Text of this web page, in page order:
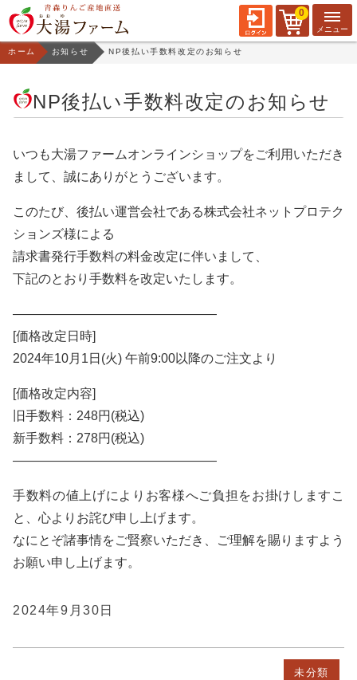
0
ホーム お知らせ NP後払い手数料改定のお知らせ
NP後払い手数料改定のお知らせ
いつも大湯ファームオンラインショップをご利用いただき
まして、誠にありがとうございます。
このたび、後払い運営会社である株式会社ネットプロテク
ションズ様による
請求書発行手数料の料金改定に伴いまして、
下記のとおり手数料を改定いたします。
————————————————
[価格改定日時]
2024年10月1日(火) 午前9:00以降のご注文より
[価格改定内容]
旧手数料：248円(税込)
新手数料：278円(税込)
————————————————
手数料の値上げによりお客様へご負担をお掛けしますこ
と、心よりお詫び申し上げます。
なにとぞ諸事情をご賢察いただき、ご理解を賜りますよう
お願い申し上げます。
2024年9月30日
未分類